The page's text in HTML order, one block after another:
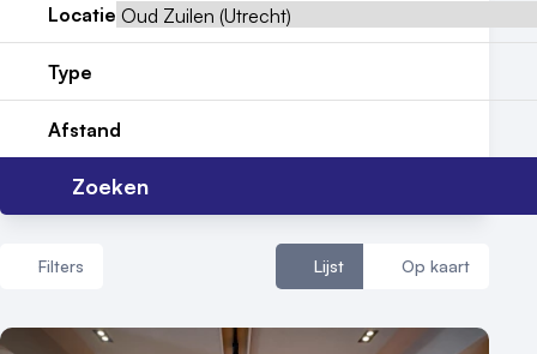
Locatie
Type
Afstand
Zoeken
Filters Lijst Op kaart